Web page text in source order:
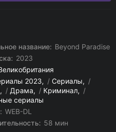
название: Beyond Paradise
2023
2023 / Сериалы
/
/ Драма / Криминал
/
сериалы
WEB-DL
58 мин